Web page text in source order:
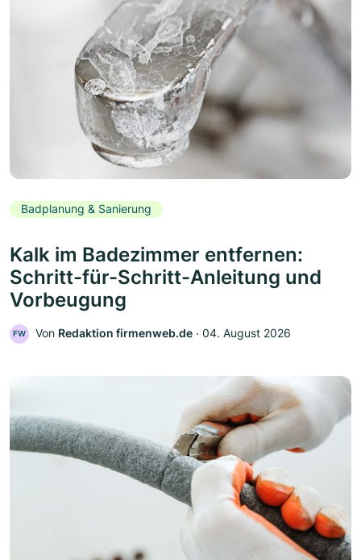
Badplanung & Sanierung
Kalk im Badezimmer entfernen:
Schritt-für-Schritt-Anleitung und
Vorbeugung
FW Von Redaktion firmenweb.de ‧ 04. August 2026